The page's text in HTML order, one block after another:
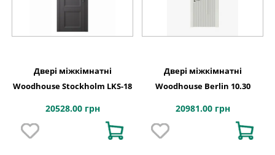
Двері міжкімнатні
Woodhouse Stockholm LKS-18
20528.00 грн
Двері міжкімнатні
Woodhouse Berlin 10.30
20981.00 грн